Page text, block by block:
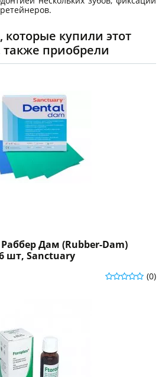
которые купили этот
также приобрели
Дам (Rubber-Dam)
шт, Sanctuary
(0)